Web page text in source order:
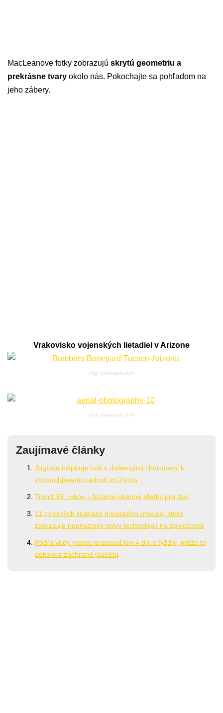
MacLeanove fotky zobrazujú skrytú geometriu a
prekrásne tvary okolo nás. Pokochajte sa pohľadom na
jeho zábery.
Vrakovisko vojenských lietadiel v Arizone
img: viralscape.com
img: viralscape.com
Zaujímavé články
Jogínka inšpiruje ľudí s duševnými chorobami k
znovuobjaveniu radosti zo života
Trend 30. rokov – bizarné okenné klietky pre deti
11 cynických ilustrácií mexického umelca, ktoré
zobrazujú nepriaznivý vplyv technológií na spoločnosť
Podľa vedy máme pracovať len 4 dni v týždni, môže to
dokonca zachrániť planétu